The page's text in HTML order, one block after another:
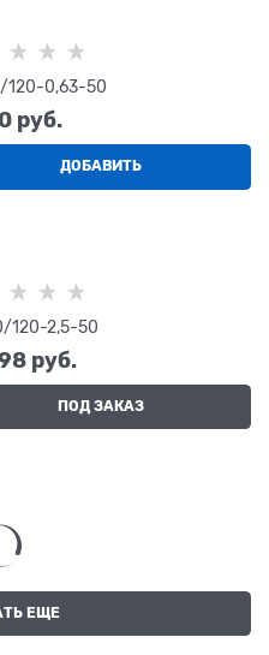
120-0,63-50
руб.
ДОБАВИТЬ
120-2,5-50
руб.
ПОД ЗАКАЗ
ЕЩЕ